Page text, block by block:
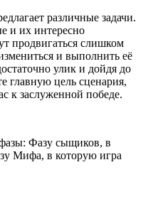
различные задачи.
и их интересно
продвигаться слишком
и выполнить её
улик и дойдя до
главную цель сценария,
к заслуженной победе.
Фазу сыщиков, в
Мифа, в которую игра